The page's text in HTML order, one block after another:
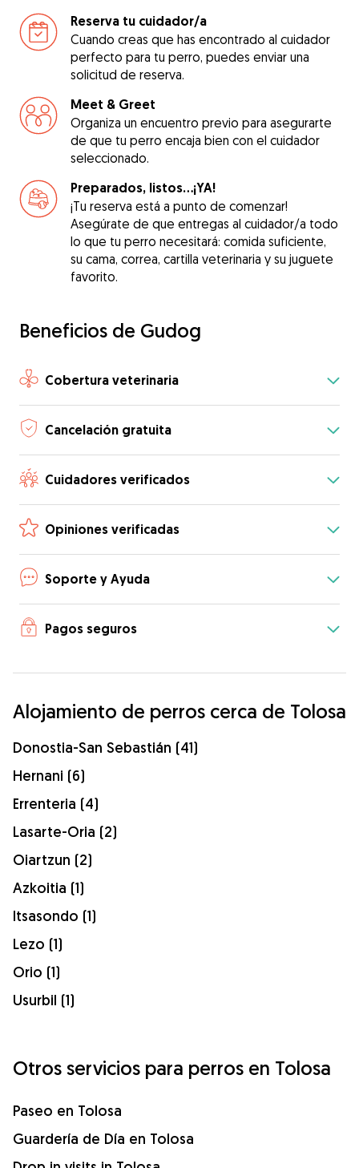
Reserva tu cuidador/a
Cuando creas que has encontrado al cuidador
perfecto para tu perro, puedes enviar una
solicitud de reserva.
Meet & Greet
Organiza un encuentro previo para asegurarte
de que tu perro encaja bien con el cuidador
seleccionado.
Preparados, listos...¡YA!
¡Tu reserva está a punto de comenzar!
Asegúrate de que entregas al cuidador/a todo
lo que tu perro necesitará: comida suficiente,
su cama, correa, cartilla veterinaria y su juguete
favorito.
Beneficios de Gudog
Cobertura veterinaria
Cancelación gratuita
Cuidadores verificados
Opiniones verificadas
Soporte y Ayuda
Pagos seguros
Alojamiento de perros cerca de Tolosa
Donostia-San Sebastián (41)
Hernani (6)
Errenteria (4)
Lasarte-Oria (2)
Oiartzun (2)
Azkoitia (1)
Itsasondo (1)
Lezo (1)
Orio (1)
Usurbil (1)
Otros servicios para perros en Tolosa
Paseo en Tolosa
Guardería de Día en Tolosa